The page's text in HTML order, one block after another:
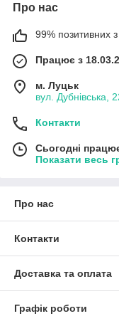
Про нас
99% позитивних з
Працює з
м. Луцьк
вул. Дубнівська,
Контакти
Сьогодні
Показати весь
Про нас
Контакти
Доставка та оплата
Графік роботи